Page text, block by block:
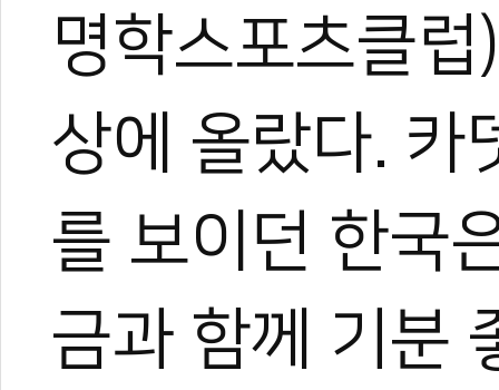
명학스포츠클
상에 올랐다. 카
를 보이던 한국
금과 함께 기분